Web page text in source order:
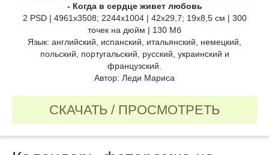
- Когда в сердце живет любовь
2 PSD | 4961х3508; 2244х1004 | 42х29,7; 19х8,5 см | 300
точек на дюйм | 130 Мб
Язык: английский, испанский, итальянский, немецкий,
польский, португальский, русский, украинский и
французский.
Автор: Леди Мариса
СКАЧАТЬ / ПРОСМОТРЕТЬ